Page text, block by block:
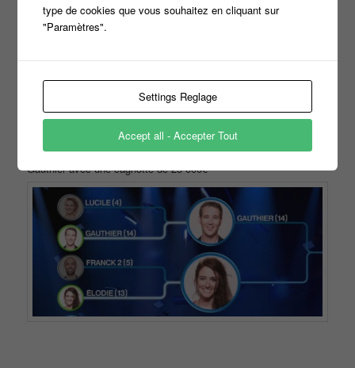
Le score final est de 271 à 388 c’est donc Élodie qui affrontera
Gauthier avec une cagnotte de 25 000€
type de cookies que vous souhaitez en cliquant sur
"Paramètres".
Settings Reglage
Accept all - Accepter Tout